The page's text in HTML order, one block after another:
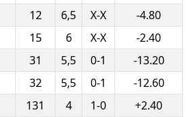
12 6,5 X-X
-4.80
15 6 X-X
-2.40
31 5,5 0-1
-13.20
32 5,5 0-1
-12.60
131 4 1-0
+2.40